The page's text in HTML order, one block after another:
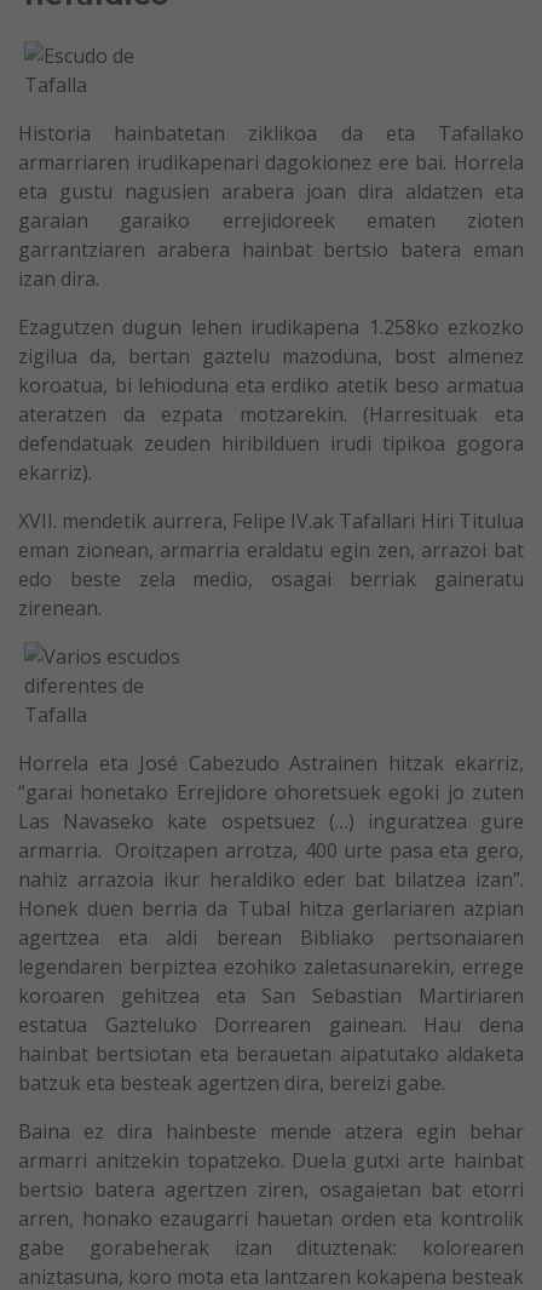
Historia hainbatetan ziklikoa da eta Tafallako
armarriaren irudikapenari dagokionez ere bai. Horrela
eta gustu nagusien arabera joan dira aldatzen eta
garaian garaiko errejidoreek ematen zioten
garrantziaren arabera hainbat bertsio batera eman
izan dira.
Ezagutzen dugun lehen irudikapena 1.258ko ezkozko
zigilua da, bertan gaztelu mazoduna, bost almenez
koroatua, bi lehioduna eta erdiko atetik beso armatua
ateratzen da ezpata motzarekin. (Harresituak eta
defendatuak zeuden hiribilduen irudi tipikoa gogora
ekarriz).
XVII. mendetik aurrera, Felipe IV.ak Tafallari Hiri Titulua
eman zionean, armarria eraldatu egin zen, arrazoi bat
edo beste zela medio, osagai berriak gaineratu
zirenean.
Horrela eta José Cabezudo Astrainen hitzak ekarriz,
“garai honetako Errejidore ohoretsuek egoki jo zuten
Las Navaseko kate ospetsuez (…) inguratzea gure
armarria. Oroitzapen arrotza, 400 urte pasa eta gero,
nahiz arrazoia ikur heraldiko eder bat bilatzea izan”.
Honek duen berria da Tubal hitza gerlariaren azpian
agertzea eta aldi berean Bibliako pertsonaiaren
legendaren berpiztea ezohiko zaletasunarekin, errege
koroaren gehitzea eta San Sebastian Martiriaren
estatua Gazteluko Dorrearen gainean. Hau dena
hainbat bertsiotan eta berauetan aipatutako aldaketa
batzuk eta besteak agertzen dira, bereizi gabe.
Baina ez dira hainbeste mende atzera egin behar
armarri anitzekin topatzeko. Duela gutxi arte hainbat
bertsio batera agertzen ziren, osagaietan bat etorri
arren, honako ezaugarri hauetan orden eta kontrolik
gabe gorabeherak izan dituztenak: kolorearen
aniztasuna, koro mota eta lantzaren kokapena besteak